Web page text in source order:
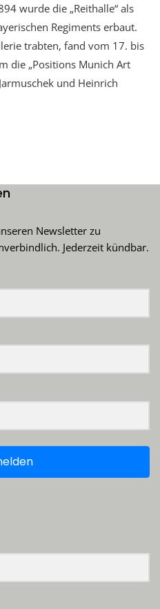
wurde die „Reithalle“ als
Regiments erbaut.
trabten, fand vom 17. bis
die „Positions Munich Art
und Heinrich
Newsletter zu
Jederzeit kündbar.